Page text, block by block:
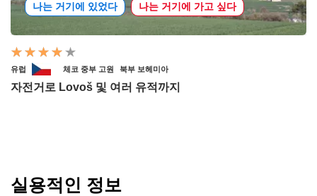
나는 거기에 있었다 나는 거기에 가고 싶다
유럽 체코 중부 고원 북부 보헤미아
자전거로 Lovoš 및 여러 유적까지
실용적인 정보